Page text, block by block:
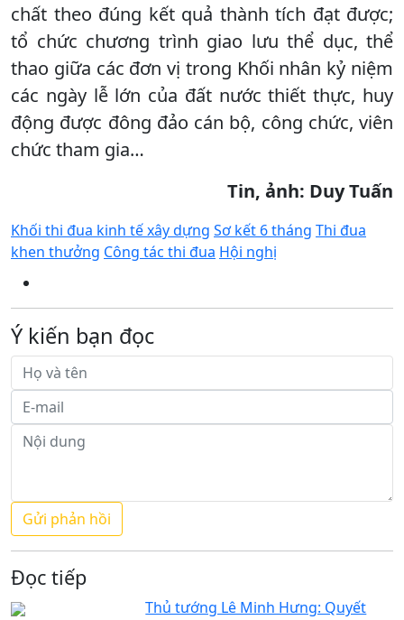
chất theo đúng kết quả thành tích đạt được;
tổ chức chương trình giao lưu thể dục, thể
thao giữa các đơn vị trong Khối nhân kỷ niệm
các ngày lễ lớn của đất nước thiết thực, huy
động được đông đảo cán bộ, công chức, viên
chức tham gia…
Tin, ảnh: Duy Tuấn
Khối thi đua kinh tế xây dựng Sơ kết 6 tháng Thi đua
khen thưởng Công tác thi đua Hội nghị
Ý kiến bạn đọc
Đọc tiếp
Thủ tướng Lê Minh Hưng: Quyết